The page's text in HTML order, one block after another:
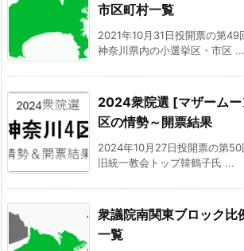
市区町村一覧
2021年10月31日投開票の第49
神奈川県内の小選挙区・市区 ...
2024衆院選 [マザーム
区の情勢～開票結果
2024年10月27日投開票の第50
旧統一教会トップ韓鶴子氏 ...
衆議院南関東ブロック比
一覧